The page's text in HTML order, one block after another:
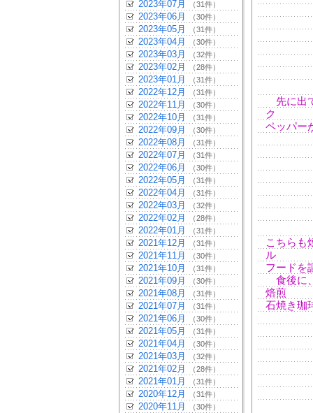
2023年07月 （31件）
2023年06月 （30件）
2023年05月 （31件）
2023年04月 （30件）
2023年03月 （32件）
2023年02月 （28件）
2023年01月 （31件）
2022年12月 （31件）
2022年11月 （30件）
2022年10月 （31件）
2022年09月 （30件）
2022年08月 （31件）
2022年07月 （31件）
2022年06月 （30件）
2022年05月 （31件）
2022年04月 （31件）
2022年03月 （32件）
2022年02月 （28件）
2022年01月 （31件）
2021年12月 （31件）
2021年11月 （30件）
2021年10月 （31件）
2021年09月 （30件）
2021年08月 （31件）
2021年07月 （31件）
2021年06月 （30件）
2021年05月 （31件）
2021年04月 （30件）
2021年03月 （32件）
2021年02月 （28件）
2021年01月 （31件）
2020年12月 （31件）
2020年11月 （30件）
先に出
ク
ペッパー
こちらも
ル
フードを
食後に
焙煎
石焼き珈